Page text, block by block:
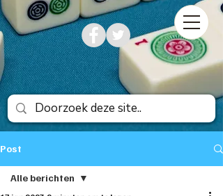
Post
Alle berichten